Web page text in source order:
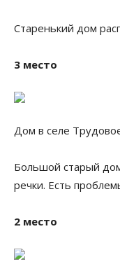
Старенький дом
3 место
Дом в селе
Большой старый
речки. Есть
2 место